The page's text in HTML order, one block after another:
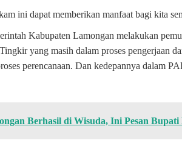
ini dapat memberikan manfaat bagi kita
Kabupaten Lamongan melakukan
yang masih dalam proses
perencanaan. Dan kedepannya dalam
Berhasil di Wisuda, Ini Pesan Bupati